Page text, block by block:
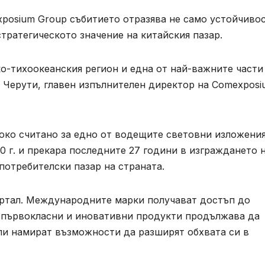
Group събитието отразява не само
значение на китайския пазар.
тихоокеанския регион и една от най-важните
главен изпълнителен директор на
считано за едно от водещите световни
г. и прекара последните 27 години в изграждането
пазар на страната.
Международните марки получават достъп до
и иновативни продукти продължава да
намират възможности да разширят обхвата си в